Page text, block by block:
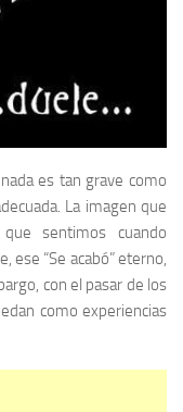
es tan grave como
La imagen que
sentimos cuando
ese “Se acabó” eterno,
con el pasar de los
como experiencias